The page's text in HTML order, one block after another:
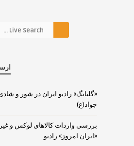
«گلبانگ» رادیو ایران در شور و
جواد(ع)
بررسی واردات کالاهای لوکس و
«ایران امروز» رادیو